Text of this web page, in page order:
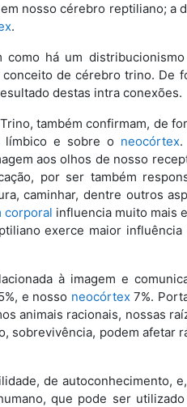
cérebro reptiliano; a de
.
há um
de cérebro trino. De
destas intra conexões.
também confirmam, de
límbico e sobre o neocórtex.
aos olhos de nosso
por ser também
caminhar, dentre outros
corporal influencia muito mais
exerce maior
à imagem e
e nosso neocórtex7%.
animais racionais, nossas
sobrevivência, podem afetar
de autoconhecimento,
que pode ser